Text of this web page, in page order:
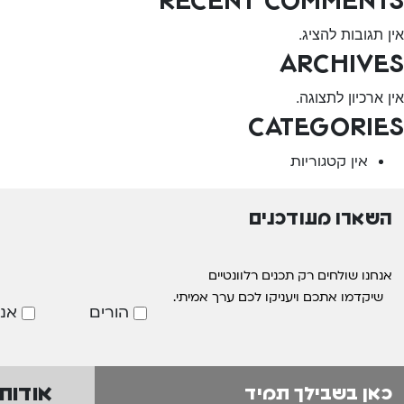
אין תגובות להציג.
Archives
אין ארכיון לתצוגה.
Categories
אין קטגוריות
השארו מעודכנים
אנחנו שולחים רק תכנים רלוונטיים
שיקדמו אתכם ויעניקו לכם ערך אמיתי.
הורים
כאן בשבילך תמיד